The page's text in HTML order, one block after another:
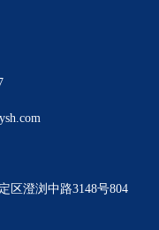
区澄浏中路3148号804